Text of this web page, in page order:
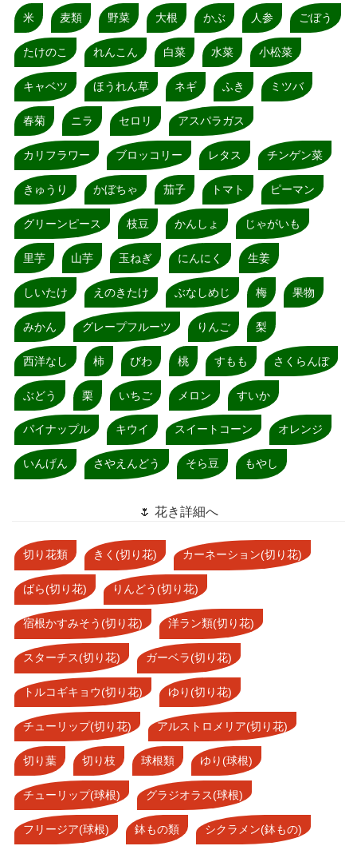
米 麦類 野菜 大根 かぶ 人参 ごぼう
たけのこ れんこん 白菜 水菜 小松菜
キャベツ ほうれん草 ネギ ふき ミツバ
春菊 ニラ セロリ アスパラガス
カリフラワー ブロッコリー レタス チンゲン菜
きゅうり かぼちゃ 茄子 トマト ピーマン
グリーンピース 枝豆 かんしょ じゃがいも
里芋 山芋 玉ねぎ にんにく 生姜
しいたけ えのきたけ ぶなしめじ 梅 果物
みかん グレープフルーツ りんご 梨
西洋なし 柿 びわ 桃 すもも さくらんぼ
ぶどう 栗 いちご メロン すいか
パイナップル キウイ スイートコーン オレンジ
いんげん さやえんどう そら豆 もやし
🌷 花き詳細へ
切り花類 きく(切り花) カーネーション(切り花)
ばら(切り花) りんどう(切り花)
宿根かすみそう(切り花) 洋ラン類(切り花)
スターチス(切り花) ガーベラ(切り花)
トルコギキョウ(切り花) ゆり(切り花)
チューリップ(切り花) アルストロメリア(切り花)
切り葉 切り枝 球根類 ゆり(球根)
チューリップ(球根) グラジオラス(球根)
フリージア(球根) 鉢もの類 シクラメン(鉢もの)